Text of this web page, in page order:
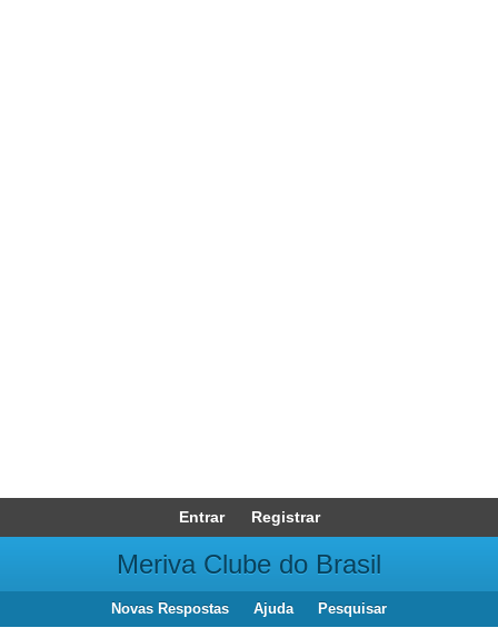
Entrar Registrar
Meriva Clube do Brasil
Novas Respostas Ajuda Pesquisar